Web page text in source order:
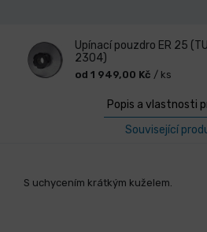
Upínací pouzdro ER 25
2304)
od 1 949,00 Kč / ks
Popis a vlastnosti
Související
S uchycením krátkým kuželem.